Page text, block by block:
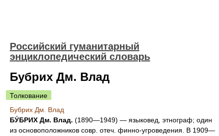
Российский гуманитарный
энциклопедический словарь
Бубрих Дм. Влад
Толкование
Бубрих Дм. Влад
БУ́БРИХ Дм. Влад. (1890—1949) — языковед, этнограф; один
из основоположников совр. отеч. финно-угроведения. В 1909—